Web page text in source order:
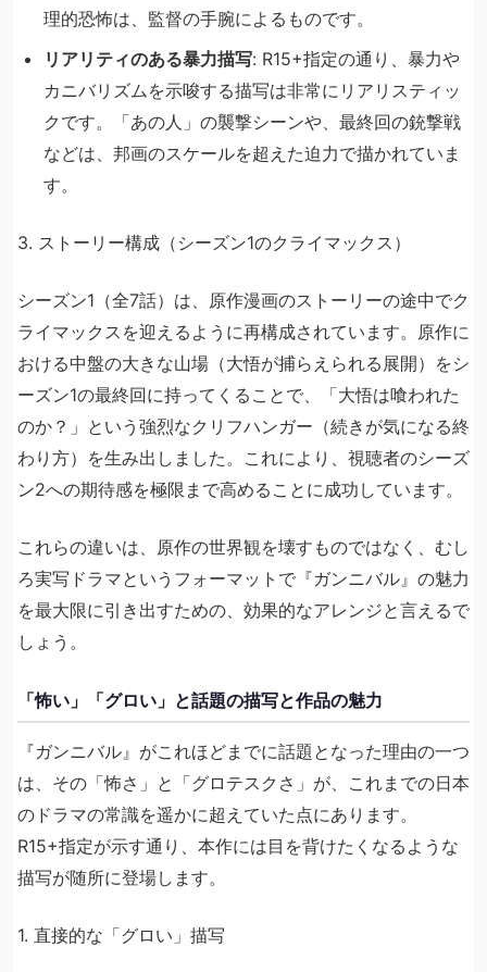
理的恐怖は、監督の手腕によるものです。
リアリティのある暴力描写: R15+指定の通り、暴力や
カニバリズムを示唆する描写は非常にリアリスティッ
クです。「あの人」の襲撃シーンや、最終回の銃撃戦
などは、邦画のスケールを超えた迫力で描かれていま
す。
3. ストーリー構成（シーズン1のクライマックス）
シーズン1（全7話）は、原作漫画のストーリーの途中でク
ライマックスを迎えるように再構成されています。原作に
おける中盤の大きな山場（大悟が捕らえられる展開）をシ
ーズン1の最終回に持ってくることで、「大悟は喰われた
のか？」という強烈なクリフハンガー（続きが気になる終
わり方）を生み出しました。これにより、視聴者のシーズ
ン2への期待感を極限まで高めることに成功しています。
これらの違いは、原作の世界観を壊すものではなく、むし
ろ実写ドラマというフォーマットで『ガンニバル』の魅力
を最大限に引き出すための、効果的なアレンジと言えるで
しょう。
「怖い」「グロい」と話題の描写と作品の魅力
『ガンニバル』がこれほどまでに話題となった理由の一つ
は、その「怖さ」と「グロテスクさ」が、これまでの日本
のドラマの常識を遥かに超えていた点にあります。
R15+指定が示す通り、本作には目を背けたくなるような
描写が随所に登場します。
1. 直接的な「グロい」描写